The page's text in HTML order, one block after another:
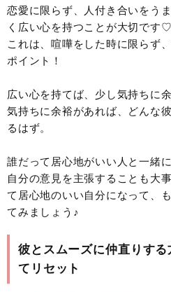
恋愛に限らず、人付き合いをう
く広い心を持つことが大切です♡
これは、喧嘩をした時に限らず
ポイント！
広い心を持てば、少し気持ちに
気持ちに余裕があれば、どんな
るはず。
誰だって居心地がいい人と一緒
自分の意見を主張することも大
て居心地のいい自分になって、
てみましょう♪
彼とスムーズに仲直りす
てリセット